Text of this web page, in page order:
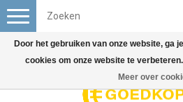
Toggle
navigation
Door het gebruiken van onze website, ga
cookies om onze website te verbeteren.
Meer over